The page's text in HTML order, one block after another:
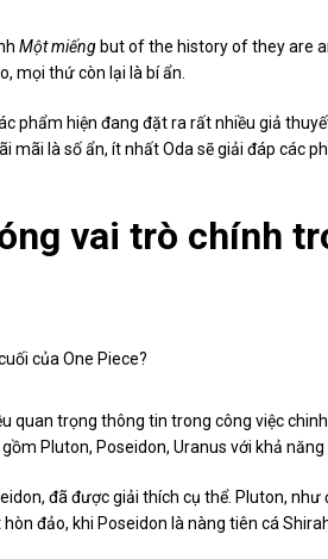
Một miếng but of the history of they are
mọi thứ còn lại là bí ẩn.
phẩm hiện đang đặt ra rất nhiều giả
mãi là số ẩn, ít nhất Oda sẽ giải đáp các
vai trò chính
trọng thông tin trong công việc chinh
Pluton, Poseidon, Uranus với khả năng
đã được giải thích cụ thể. Pluton,
đảo, khi Poseidon là nàng tiên cá